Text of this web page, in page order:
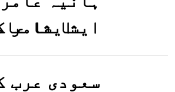
ایشا عامر
تصاویر
گئیں
سعودی عرب